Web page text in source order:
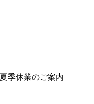
夏季休業のご案内